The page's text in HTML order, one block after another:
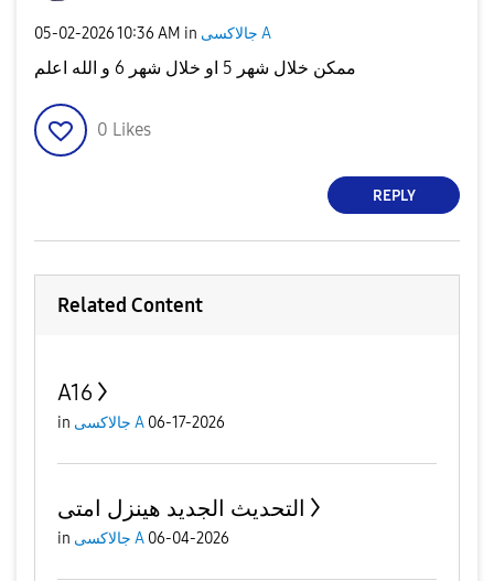
‎05-02-202610:36 AM in جالاكسى A
ممكن خلال شهر 5 او خلال شهر 6 و الله اعلم
0 Likes
REPLY
Related Content
A16
in جالاكسى A 06-17-2026
التحديث الجديد هينزل امتى
in جالاكسى A 06-04-2026